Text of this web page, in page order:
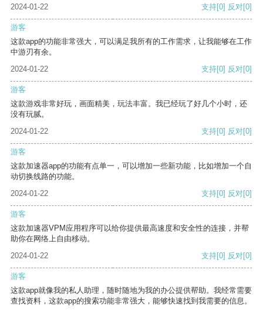
2024-01-22 支持[0] 反对[0]
游客
这款app的功能非常强大，可以满足我所有的工作需求，让我能够在工作
中游刃有余。
2024-01-22
支持[0] 反对[0]
游客
这款游戏非常好玩，画面精美，玩法丰富。我已经玩了好几个小时，还
没有玩腻。
2024-01-22
支持[0] 反对[0]
游客
这款加速器app的功能有点单一，可以增加一些新功能，比如增加一个自
动切换线路的功能。
2024-01-22
支持[0] 反对[0]
游客
这款加速器VPM应用程序可以给你提供最高速度和安全性的连接，并帮
助你在网络上自由移动。
2024-01-22
支持[0] 反对[0]
游客
这款app就像我的私人助理，随时随地为我的办公提供帮助。我经常需要
查找资料，这款app的搜索功能非常强大，能够快速找到我需要的信息。